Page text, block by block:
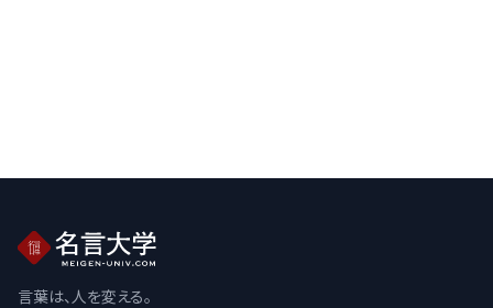
言葉は、人を変える。